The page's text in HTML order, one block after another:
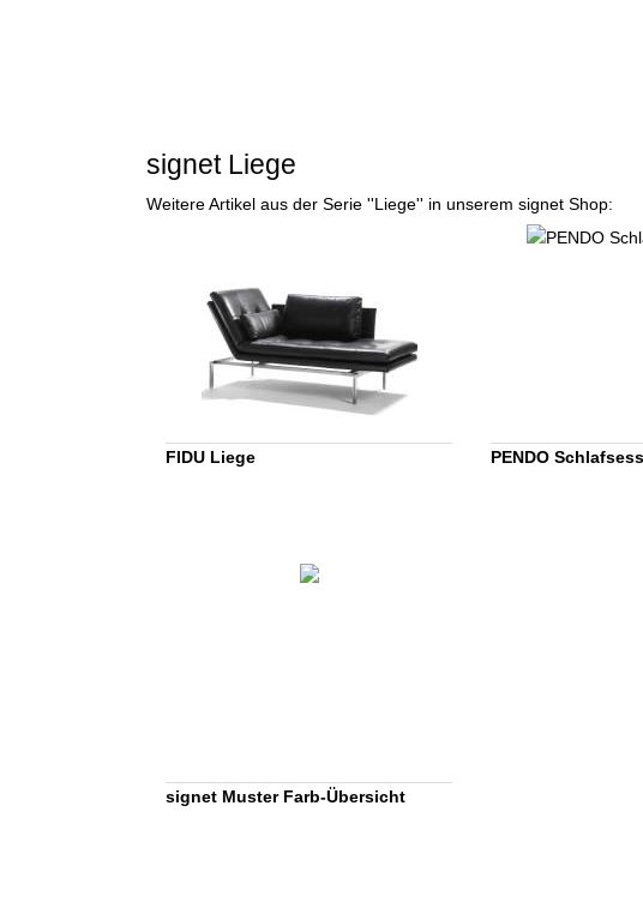
signet Liege
Weitere Artikel aus der Serie ''Liege'' in unserem signet Shop:
FIDU Liege PENDO
signet Muster Farb-Übersicht